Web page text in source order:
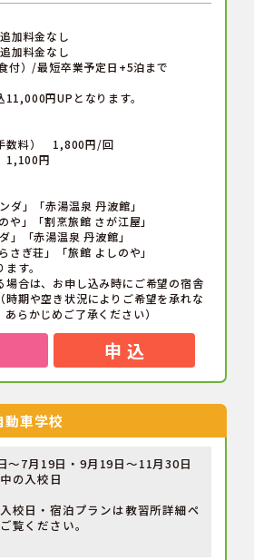
加料金なし
で追加料金なし
付）/最短卒業予定日+5泊まで
11,000円UPとなります。
数料） 1,800円/回
1,100円
ダ」「赤湯温泉 丹波館」
「割烹旅館 さが江屋」
」「赤湯温泉 丹波館」
荘」「旅館 よしのや」
す。
合は、お申し込み時にご希望の宿舎
時期や空き状況によりご希望を承れな
らかじめご了承ください）
申 込
動車学校
～7月19日・9月19日～11月30日
の入校日
校日・宿泊プランは教習所詳細ペ
覧ください。